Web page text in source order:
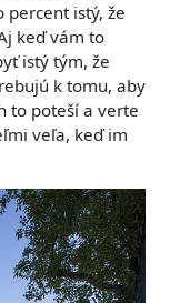
istý, že
keď vám to
istý tým, že
k tomu, aby
to poteší a verte
veľa, keď im